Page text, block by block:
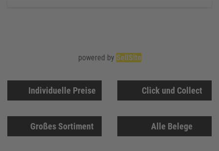
Individuelle Preise Click und Collect
Großes Sortiment Alle Belege
powered by SellSite